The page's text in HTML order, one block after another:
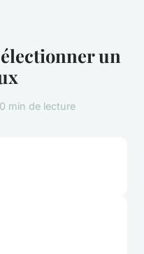
un
min de lecture